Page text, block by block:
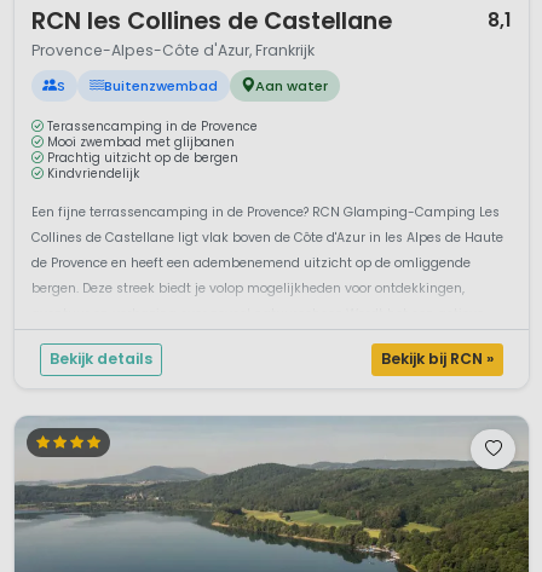
RCN les Collines de Castellane 8,1
Provence-Alpes-Côte d'Azur, Frankrijk
S Buitenzwembad Aan water
Terassencamping in de Provence
Mooi zwembad met glijbanen
Prachtig uitzicht op de bergen
Kindvriendelijk
Een fijne terrassencamping in de Provence? RCN Glamping-Camping Les
Collines de Castellane ligt vlak boven de Côte d'Azur in les Alpes de Haute
de Provence en heeft een adembenemend uitzicht op de omliggende
bergen. Deze streek biedt je volop mogelijkheden voor ontdekkingen,
Bekijk details Bekijk bij RCN »